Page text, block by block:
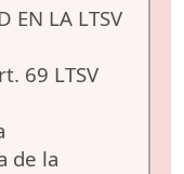
EN LA LTSV
69 LTSV
de la